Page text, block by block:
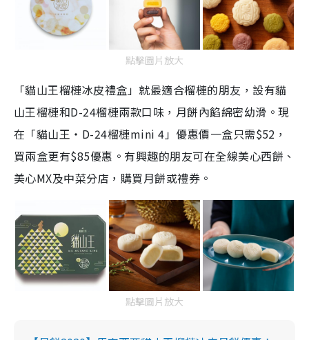
點擊圖片放大
「貓山王榴槤冰皮禮盒」就最適合榴槤的朋友，設有貓
山王榴槤和D-24榴槤兩款口味，月餅內餡綿密幼滑。現
在「貓山王‧ D-24榴槤mini 4」優惠價一盒只需$52 ，
買兩盒更有$85優惠。有興趣的朋友可在全線美心西餅、
美心MX及中菜分店，購買月餅或禮券。
點擊圖片放大